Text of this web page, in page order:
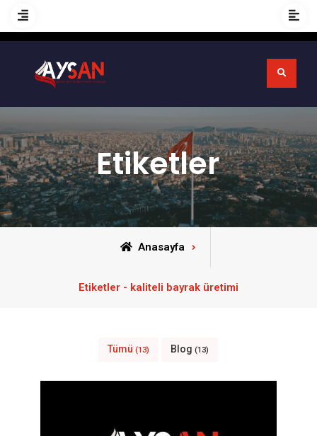
Etiketler
Anasayfa
Etiketler - kaliteli bayrak üretimi
Tümü(13) Blog(13)